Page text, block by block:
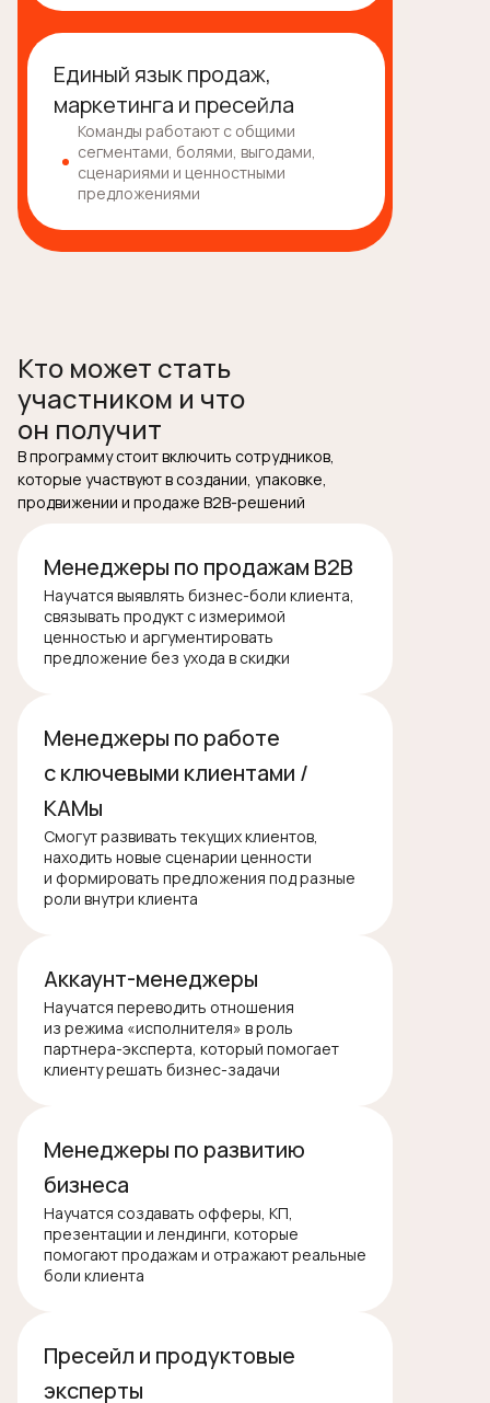
Единый язык продаж,
маркетинга и пресейла
Команды работают с общими
сегментами, болями, выгодами,
сценариями и ценностными
предложениями
Менеджеры по продажам B2B
Научатся выявлять бизнес-боли клиента,
связывать продукт с измеримой
ценностью и аргументировать
предложение без ухода в скидки
Менеджеры по работе
с ключевыми клиентами /
КАМы
Смогут развивать текущих клиентов,
находить новые сценарии ценности
и формировать предложения под разные
роли внутри клиента
Аккаунт-менеджеры
Научатся переводить отношения
из режима «исполнителя» в роль
партнера-эксперта, который помогает
клиенту решать бизнес-задачи
Менеджеры по развитию
бизнеса
Научатся создавать офферы, КП,
презентации и лендинги, которые
помогают продажам и отражают реальные
боли клиента
Пресейл и продуктовые
эксперты
Кто может стать
участником и что
он получит
В программу стоит включить сотрудников,
которые участвуют в создании, упаковке,
продвижении и продаже B2B-решений
МОДУЛЬ 1
Как продвигать и продавать